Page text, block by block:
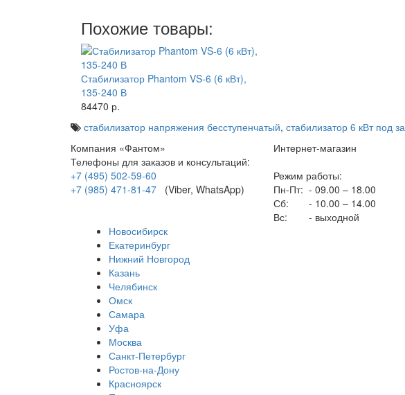
Похожие товары:
Стабилизатор Phantom VS-6 (6 кВт),
135-240 В
84470 р.
стабилизатор напряжения бесступенчатый, стабилизатор 6 кВт под
Компания «Фантом»
Телефоны для заказов и консультаций:
+7 (495) 502-59-60
+7 (985) 471-81-47 (Viber, WhatsApp)
Интернет-магазин
Режим работы:
Пн-Пт: - 09.00 – 18.00
Сб:
- 10.00 – 14.00
Вс:
- выходной
Новосибирск
Екатеринбург
Нижний Новгород
Казань
Челябинск
Омск
Самара
Уфа
Москва
Санкт-Петербург
Ростов-на-Дону
Красноярск